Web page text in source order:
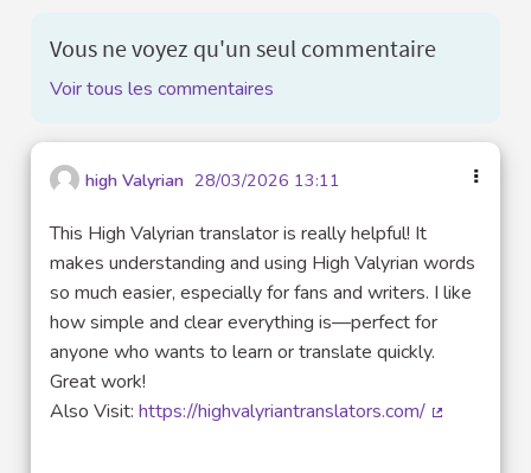
Vous ne voyez qu'un seul commentaire
Voir tous les commentaires
high Valyrian 28/03/2026 13:11
This High Valyrian translator is really helpful! It
makes understanding and using High Valyrian words
so much easier, especially for fans and writers. I like
how simple and clear everything is—perfect for
anyone who wants to learn or translate quickly.
Great work!
Also Visit: https://highvalyriantranslators.com/